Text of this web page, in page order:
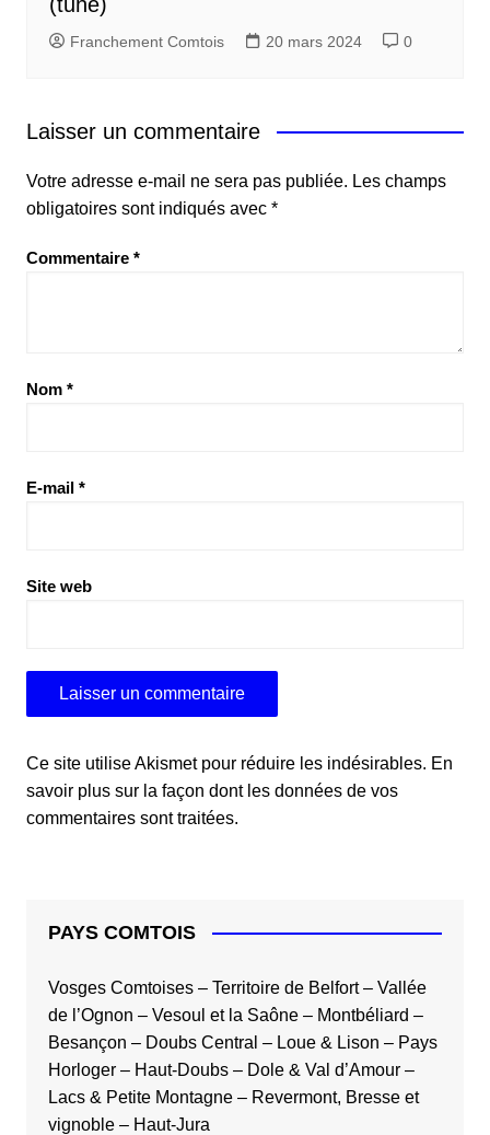
Franchement Comtois 20 mars 2024 0
Laisser un commentaire
Votre adresse e-mail ne sera pas publiée. Les champs
obligatoires sont indiqués avec *
Commentaire *
Nom *
E-mail *
Site web
Ce site utilise Akismet pour réduire les indésirables. En
savoir plus sur la façon dont les données de vos
commentaires sont traitées.
PAYS COMTOIS
Vosges Comtoises– Territoire de Belfort– Vallée
de l’Ognon – Vesoul et la Saône– Montbéliard –
Besançon – Doubs Central – Loue & Lison – Pays
Horloger– Haut-Doubs– Dole & Val d’Amour–
Lacs & Petite Montagne– Revermont, Bresse et
vignoble– Haut-Jura